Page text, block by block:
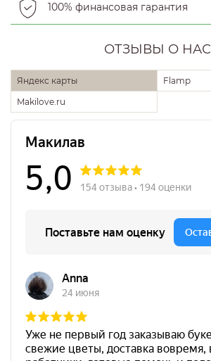
100% финансовая гарантия
ОТЗЫВЫ О НАС
Яндекс карты
Flamp
Makilove.ru